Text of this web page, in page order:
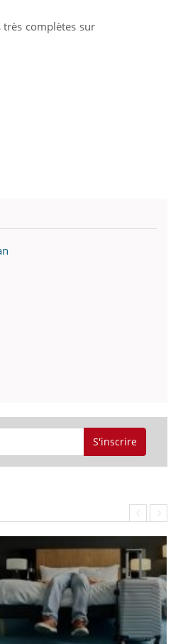
complètes sur
S'inscrire